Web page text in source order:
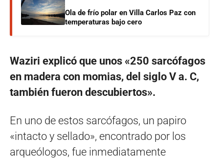
Ola de frío polar en Villa Carlos Paz con
temperaturas bajo cero
Waziri explicó que unos «250 sarcófagos
en madera con momias, del siglo V a. C,
también fueron descubiertos».
En uno de estos sarcófagos, un papiro
«intacto y sellado», encontrado por los
arqueólogos, fue inmediatamente